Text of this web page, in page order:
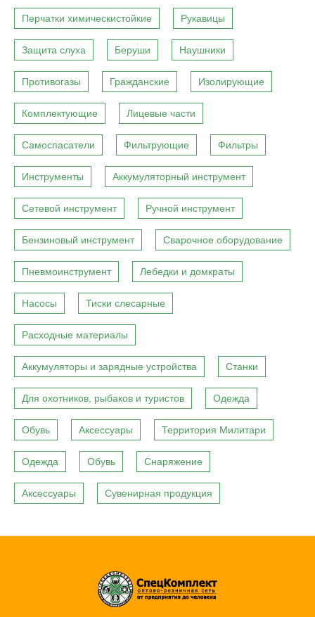
Перчатки химическистойкие Рукавицы
Защита слуха Беруши Наушники
Противогазы Гражданские Изолирующие
Комплектующие Лицевые части
Самоспасатели Фильтрующие Фильтры
Инструменты Аккумуляторный инструмент
Сетевой инструмент Ручной инструмент
Бензиновый инструмент Сварочное оборудование
Пневмоинструмент Лебедки и домкраты
Насосы Тиски слесарные
Расходные материалы
Аккумуляторы и зарядные устройства Станки
Для охотников, рыбаков и туристов Одежда
Обувь Аксессуары Территория Милитари
Одежда Обувь Снаряжение
Аксессуары Сувенирная продукция